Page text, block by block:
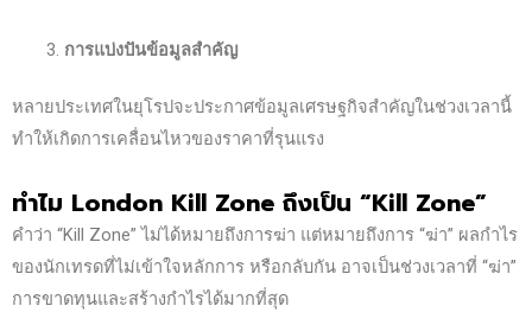
การแบ่งปันข้อมูลสำคัญ
หลายประเทศในยุโรปจะประกาศข้อมูลเศรษฐกิจสำคัญในช่วงเวลานี้
ทำให้เกิดการเคลื่อนไหวของราคาที่รุนแรง
ทำไม London Kill Zone ถึงเป็น “Kill Zone”
คำว่า “Kill Zone” ไม่ได้หมายถึงการฆ่า แต่หมายถึงการ “ฆ่า” ผลกำไร
ของนักเทรดที่ไม่เข้าใจหลักการ หรือกลับกัน อาจเป็นช่วงเวลาที่ “ฆ่า”
การขาดทุนและสร้างกำไรได้มากที่สุด